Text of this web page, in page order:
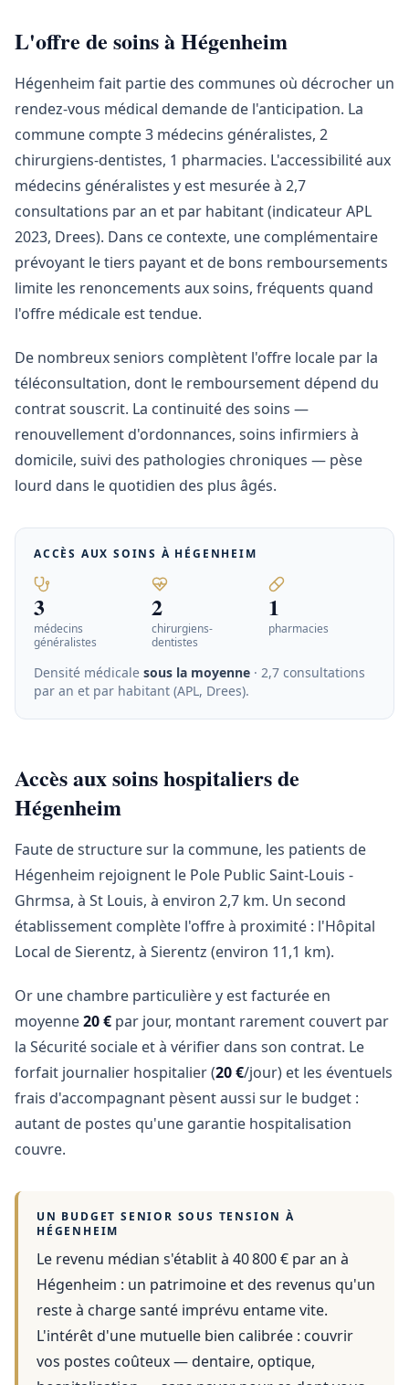
L'offre de soins à Hégenheim
Hégenheim fait partie des communes où décrocher un
rendez-vous médical demande de l'anticipation. La
commune compte 3 médecins généralistes, 2
chirurgiens-dentistes, 1 pharmacies. L'accessibilité aux
médecins généralistes y est mesurée à 2,7
consultations par an et par habitant (indicateur APL
2023, Drees). Dans ce contexte, une complémentaire
prévoyant le tiers payant et de bons remboursements
limite les renoncements aux soins, fréquents quand
l'offre médicale est tendue.
De nombreux seniors complètent l'offre locale par la
téléconsultation, dont le remboursement dépend du
contrat souscrit. La continuité des soins —
renouvellement d'ordonnances, soins infirmiers à
domicile, suivi des pathologies chroniques — pèse
lourd dans le quotidien des plus âgés.
ACCÈS AUX SOINS À HÉGENHEIM
3
médecins
généralistes
2
chirurgiens-
dentistes
1
pharmacies
Densité médicale sous la moyenne · 2,7 consultations
par an et par habitant (APL, Drees).
Accès aux soins hospitaliers de
Hégenheim
Faute de structure sur la commune, les patients de
Hégenheim rejoignent le Pole Public Saint-Louis -
Ghrmsa, à St Louis, à environ 2,7 km. Un second
établissement complète l'offre à proximité : l'Hôpital
Local de Sierentz, à Sierentz (environ 11,1 km).
Or une chambre particulière y est facturée en
moyenne20 € par jour, montant rarement couvert par
la Sécurité sociale et à vérifier dans son contrat. Le
forfait journalier hospitalier (20 €/jour) et les éventuels
frais d'accompagnant pèsent aussi sur le budget :
autant de postes qu'une garantie hospitalisation
couvre.
UN BUDGET SENIOR SOUS TENSION À
HÉGENHEIM
Le revenu médian s'établit à 40 800 € par an à
Hégenheim : un patrimoine et des revenus qu'un
reste à charge santé imprévu entame vite.
L'intérêt d'une mutuelle bien calibrée : couvrir
vos postes coûteux — dentaire, optique,